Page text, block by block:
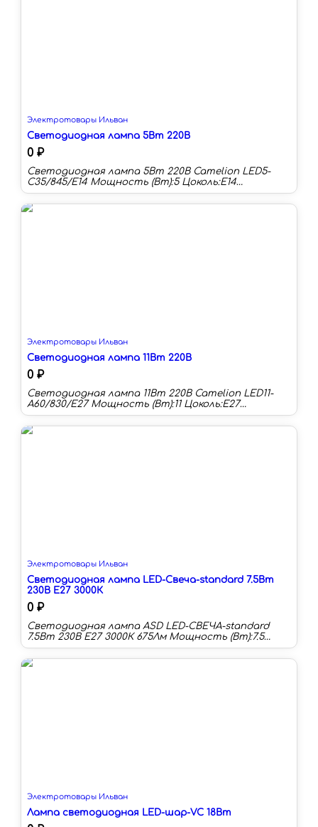
Электротовары Ильван
Светодиодная лампа 5Вт 220В
0 ₽
Светодиодная лампа 5Вт 220В Camelion LED5-
C35/845/E14 Мощность (Вт):5 Цоколь:E14
Цветовая температура:4000 К Длина:100 мм Тип
колбы:C Световой поток:460 лм Световая
отдача:81 лм/Вт
Электротовары Ильван
Светодиодная лампа 11Вт 220В
0 ₽
Светодиодная лампа 11Вт 220В Camelion LED11-
A60/830/E27 Мощность (Вт):11 Цоколь:E27
Цветовая температура:3000 К Длина:105 мм Тип
колбы:A60 Световой поток:990 лм Световая
отдача:76 лм/Вт
Электротовары Ильван
Светодиодная лампа LED-Свеча-standard 7.5Вт
230В Е27 3000К
0 ₽
Светодиодная лампа ASD LED-СВЕЧА-standard
7.5Вт 230В Е27 3000К 675Лм Мощность (Вт):7.5
Цоколь:E27 Цветовая температура:3000 К
Длина:107 мм Тип колбы:C Световой поток:675 лм
Срок службы:30000 ч
Электротовары Ильван
Лампа светодиодная LED-шар-VC 18Вт